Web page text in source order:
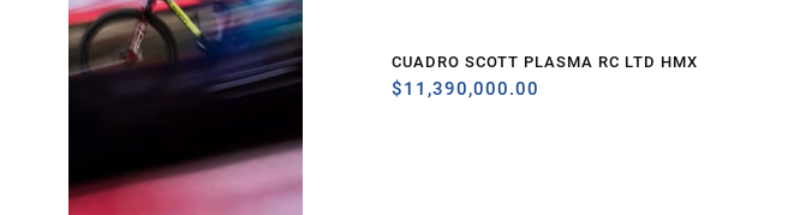
CUADRO SCOTT PLASMA RC LTD HMX
$11,390,000.00